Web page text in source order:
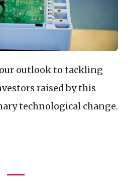
outlook to tackling
raised by this
technological change.